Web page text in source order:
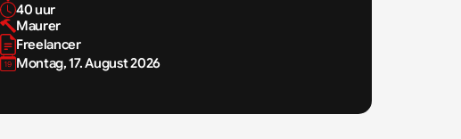
40 uur
Maurer
Freelancer
Montag, 17. August 2026